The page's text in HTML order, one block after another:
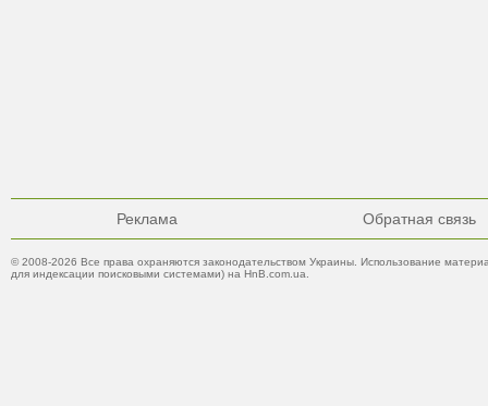
Реклама Обратная связь
© 2008-2026 Все права охраняются законодательством Украины. Использование
для индексации поисковыми системами) на HnB.com.ua.